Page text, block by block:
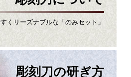
くリーズナブルな「のみセット」
彫刻刀の研ぎ方